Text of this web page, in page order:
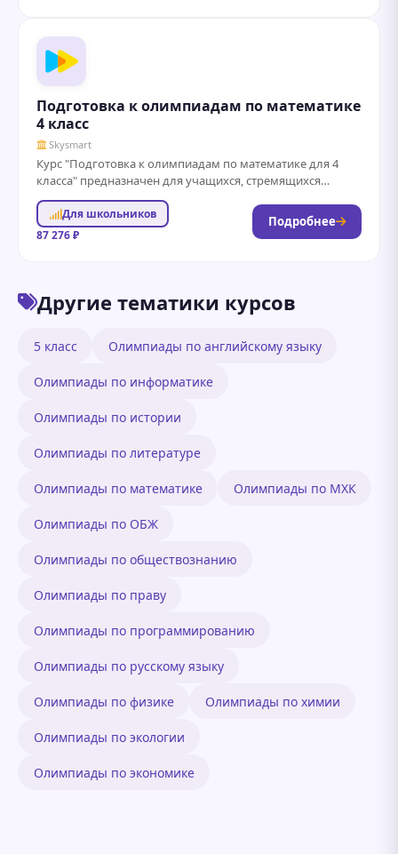
Подготовка к олимпиадам по математике
4 класс
Skysmart
Курс "Подготовка к олимпиадам по математике для 4
класса" предназначен для учащихся, стремящихся
углубить свои знания и навыки в математике....
Для школьников
87 276 ₽
Подробнее
Другие тематики курсов
5 класс Олимпиады по английскому языку
Олимпиады по информатике
Олимпиады по истории
Олимпиады по литературе
Олимпиады по математике Олимпиады по МХК
Олимпиады по ОБЖ
Олимпиады по обществознанию
Олимпиады по праву
Олимпиады по программированию
Олимпиады по русскому языку
Олимпиады по физике Олимпиады по химии
Олимпиады по экологии
Олимпиады по экономике